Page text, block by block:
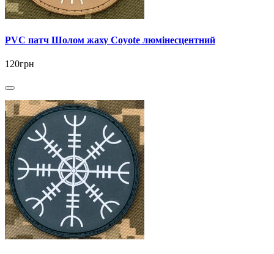
PVC патч Шолом жаху Coyote люмінесцентний
120грн